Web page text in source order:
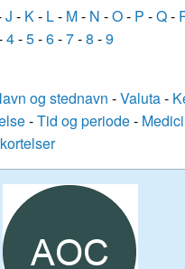
J - K- L- M- N -O- P -Q-
4-5-6-7-8 -9
og stednavn -Valuta-
-Tid og periode-